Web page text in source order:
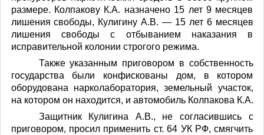
размере. Колпакову К.А. назначено 15 лет 9 месяцев
лишения свободы, Кулигину А.В. — 15 лет 6 месяцев
лишения свободы с отбыванием наказания в
исправительной колонии строгого режима.
Также указанным приговором в собственность
государства были конфискованы дом, в котором
оборудована нарколаборатория, земельный участок,
на котором он находится, и автомобиль Колпакова К.А.
Защитник Кулигина А.В., не согласившись с
приговором, просил применить ст. 64 УК РФ, смягчить